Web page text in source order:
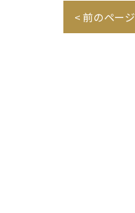
< 前のページ